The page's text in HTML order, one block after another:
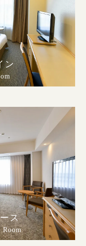
ン
ス
Room